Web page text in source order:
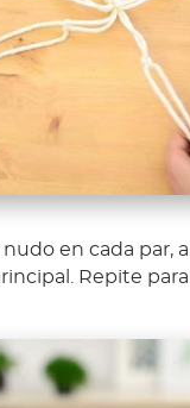
nudo en cada par,
Repite para